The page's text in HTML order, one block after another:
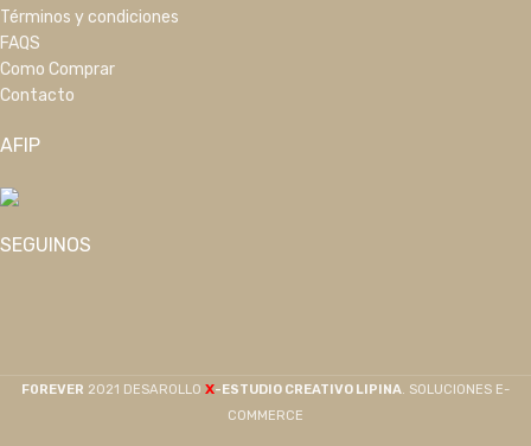
Términos y condiciones
FAQS
Como Comprar
Contacto
AFIP
SEGUINOS
F0REVER 2021 DESAROLLO X-ESTUDIO CREATIVO LIPINA. SOLUCIONES E-
COMMERCE